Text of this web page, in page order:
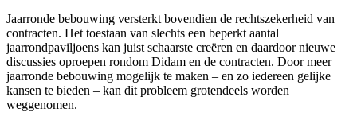
Jaarronde bebouwing versterkt bovendien de rechtszekerheid van
contracten. Het toestaan van slechts een beperkt aantal
jaarrondpaviljoens kan juist schaarste creëren en daardoor nieuwe
discussies oproepen rondom Didam en de contracten. Door meer
jaarronde bebouwing mogelijk te maken – en zo iedereen gelijke
kansen te bieden – kan dit probleem grotendeels worden
weggenomen.